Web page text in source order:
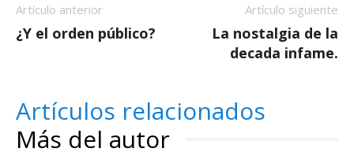
Artículo anterior
¿Y el orden público?
Artículo siguiente
La nostalgia de la
decada infame.
Artículos relacionados
Más del autor